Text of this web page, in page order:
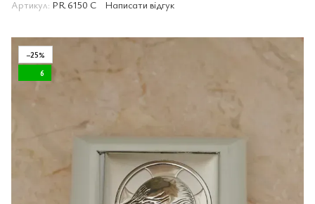
Артикул: PR 6150 C Написати відгук
−25%
6